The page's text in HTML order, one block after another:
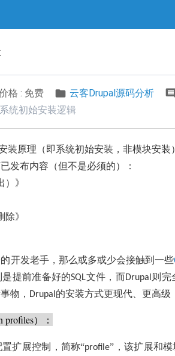
格 : 免费 云客Drupal源码分析
统初始安装逻辑
装原理（即系统初始安装，非模块安
发布内容（但不是必须的）：
》
》
开发老手，那么或多或少会接触到一些
提前准备好的SQL文件，而Drupal 则完
物， Drupal 的安装方式更现代、更高级
profiles）：
扩展控制，简称“profile”，该扩展和